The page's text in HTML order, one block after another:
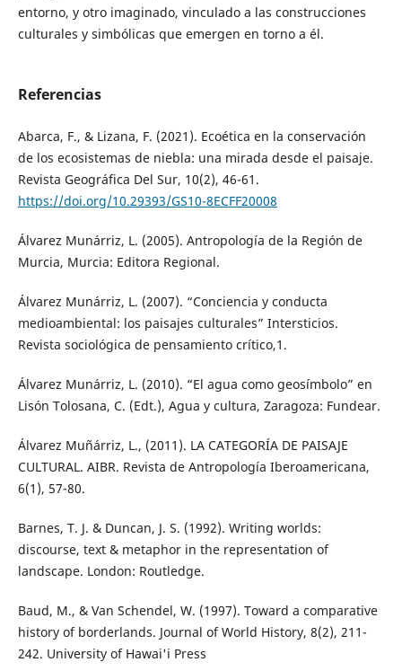
entorno, y otro imaginado, vinculado a las construcciones
culturales y simbólicas que emergen en torno a él.
Referencias
Abarca, F., & Lizana, F. (2021). Ecoética en la conservación
de los ecosistemas de niebla: una mirada desde el paisaje.
Revista Geográfica Del Sur, 10(2), 46-61.
https://doi.org/10.29393/GS10-8ECFF20008
Álvarez Munárriz, L. (2005). Antropología de la Región de
Murcia, Murcia: Editora Regional.
Álvarez Munárriz, L. (2007). “Conciencia y conducta
medioambiental: los paisajes culturales” Intersticios.
Revista sociológica de pensamiento crítico,1.
Álvarez Munárriz, L. (2010). “El agua como geosímbolo” en
Lisón Tolosana, C. (Edt.), Agua y cultura, Zaragoza: Fundear.
Álvarez Muñárriz, L., (2011). LA CATEGORÍA DE PAISAJE
CULTURAL. AIBR. Revista de Antropología Iberoamericana,
6(1), 57-80.
Barnes, T. J. & Duncan, J. S. (1992). Writing worlds:
discourse, text & metaphor in the representation of
landscape. London: Routledge.
Baud, M., & Van Schendel, W. (1997). Toward a comparative
history of borderlands. Journal of World History, 8(2), 211-
242. University of Hawai'i Press